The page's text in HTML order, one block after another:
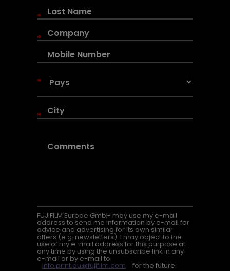
*
*
*
*
FUJIFILM Europe GmbH may use my e-mail
address to send me information by e-mail for
advice and advertising for its own similar
offers (e.g. newsletters). I may object to the
use of my e-mail address for this purpose at
any time by using the unsubscribe link in any
e-mail or by e-mail to
info.print.eu@fujifilm.com for the future.